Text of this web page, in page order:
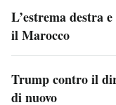
L’estrema destra
il Marocco
Trump contro il
di nuovo